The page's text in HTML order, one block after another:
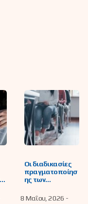
Οι διαδικασίες
πραγματοποίησ
ης των
απολυτηρίων και
8 Μαΐου, 2026 -